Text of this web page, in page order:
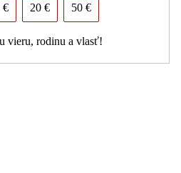
€ 20 € 50 €
vieru, rodinu a vlasť!